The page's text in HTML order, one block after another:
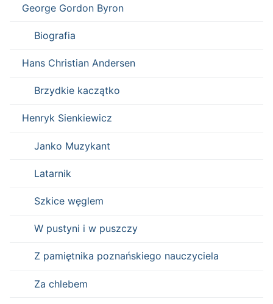
George Gordon Byron
Biografia
Hans Christian Andersen
Brzydkie kaczątko
Henryk Sienkiewicz
Janko Muzykant
Latarnik
Szkice węglem
W pustyni i w puszczy
Z pamiętnika poznańskiego nauczyciela
Za chlebem